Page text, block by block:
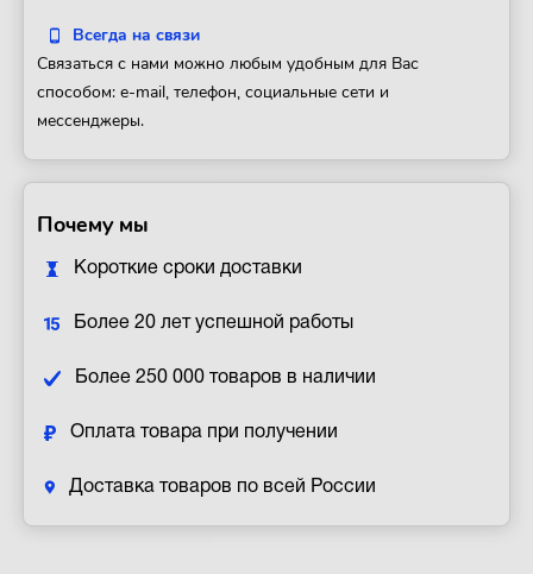
Всегда на связи
Связаться с нами можно любым удобным для Вас
способом: e-mail, телефон, социальные сети и
мессенджеры.
Почему мы
Короткие сроки доставки
Более 20 лет успешной работы
Более 250 000 товаров в наличии
Оплата товара при получении
Доставка товаров по всей России